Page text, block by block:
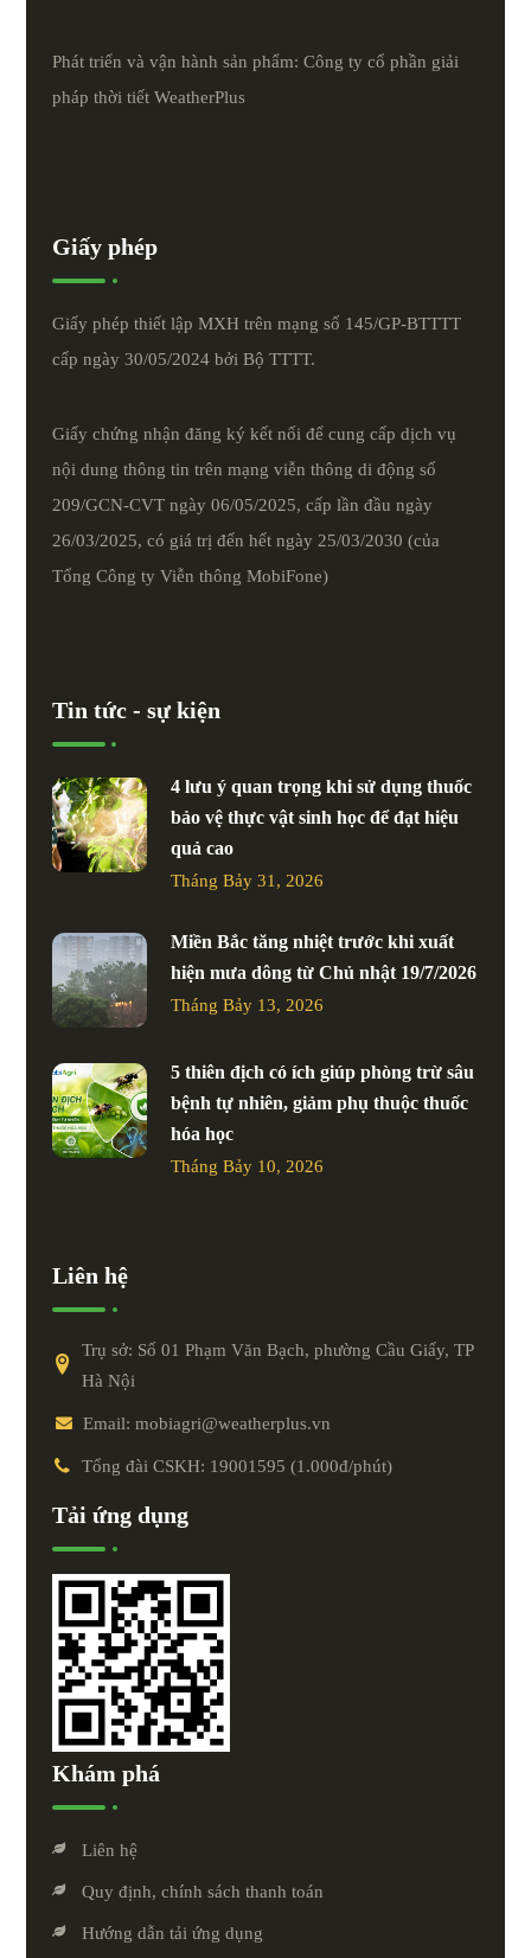
Phát triển và vận hành sản phẩm: Công ty cổ phần giải
pháp thời tiếtWeatherPlus
Giấy phép
Giấy phép thiết lập MXH trên mạng số 145/GP-BTTTT
cấp ngày 30/05/2024 bởi Bộ TTTT.
Giấy chứng nhận đăng ký kết nối để cung cấp dịch vụ
nội dung thông tin trên mạng viễn thông di động số
209/GCN-CVT ngày 06/05/2025, cấp lần đầu ngày
26/03/2025, có giá trị đến hết ngày 25/03/2030 (của
Tổng Công ty Viễn thông MobiFone)
Tin tức - sự kiện
4 lưu ý quan trọng khi sử dụng thuốc
bảo vệ thực vật sinh học để đạt hiệu
quả cao
Tháng Bảy 31, 2026
Miền Bắc tăng nhiệt trước khi xuất
hiện mưa dông từ Chủ nhật 19/7/2026
Tháng Bảy 13, 2026
5 thiên địch có ích giúp phòng trừ sâu
bệnh tự nhiên, giảm phụ thuộc thuốc
hóa học
Tháng Bảy 10, 2026
Liên hệ
Trụ sở: Số 01 Phạm Văn Bạch, phường Cầu Giấy, TP
Hà Nội
Email: mobiagri@weatherplus.vn
Tổng đài CSKH: 19001595 (1.000đ/phút)
Tải ứng dụng
Khám phá
Liên hệ
Quy định, chính sách thanh toán
Hướng dẫn tải ứng dụng